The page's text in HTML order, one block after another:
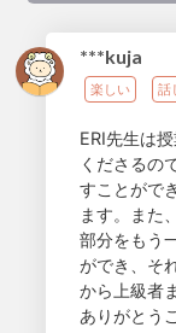
***kuja
楽しい 話
ERI先生は
くださるの
すことがで
ます。また
部分をもう
ができ、そ
から上級者
ありがとう